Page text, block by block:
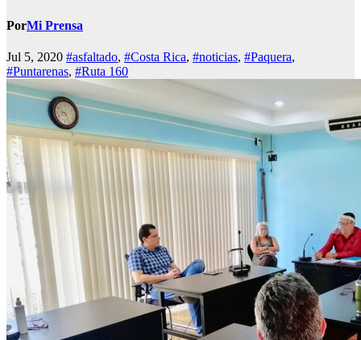
PorMi Prensa
Jul 5, 2020 #asfaltado, #Costa Rica, #noticias, #Paquera,
#Puntarenas, #Ruta 160